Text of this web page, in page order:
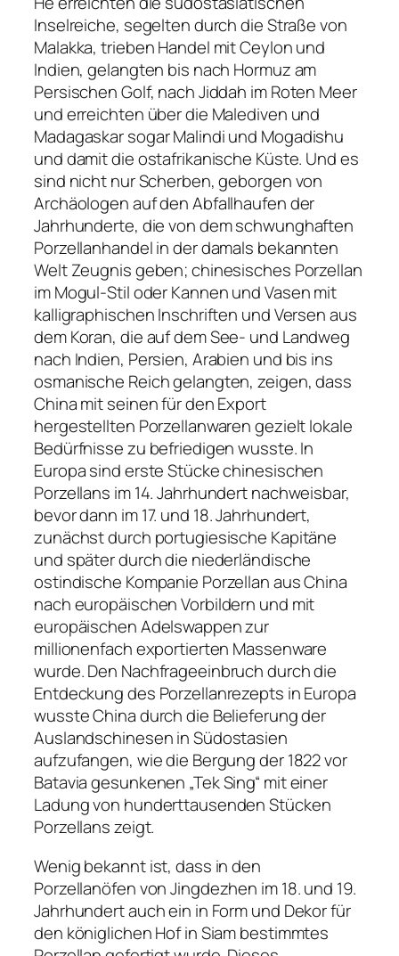
Inselreiche, segelten durch die Straße von
Malakka, trieben Handel mit Ceylon und
Indien, gelangten bis nach Hormuz am
Persischen Golf, nach Jiddah im Roten Meer
und erreichten über die Malediven und
Madagaskar sogar Malindi und Mogadishu
und damit die ostafrikanische Küste. Und es
sind nicht nur Scherben, geborgen von
Archäologen auf den Abfallhaufen der
Jahrhunderte, die von dem schwunghaften
Porzellanhandel in der damals bekannten
Welt Zeugnis geben; chinesisches Porzellan
im Mogul-Stil oder Kannen und Vasen mit
kalligraphischen Inschriften und Versen aus
dem Koran, die auf dem See- und Landweg
nach Indien, Persien, Arabien und bis ins
osmanische Reich gelangten, zeigen, dass
China mit seinen für den Export
hergestellten Porzellanwaren gezielt lokale
Bedürfnisse zu befriedigen wusste. In
Europa sind erste Stücke chinesischen
Porzellans im 14. Jahrhundert nachweisbar,
bevor dann im 17. und 18. Jahrhundert,
zunächst durch portugiesische Kapitäne
und später durch die niederländische
ostindische Kompanie Porzellan aus China
nach europäischen Vorbildern und mit
europäischen Adelswappen zur
millionenfach exportierten Massenware
wurde. Den Nachfrageeinbruch durch die
Entdeckung des Porzellanrezepts in Europa
wusste China durch die Belieferung der
Auslandschinesen in Südostasien
aufzufangen, wie die Bergung der 1822 vor
Batavia gesunkenen „Tek Sing“ mit einer
Ladung von hunderttausenden Stücken
Porzellans zeigt.
Wenig bekannt ist, dass in den
Porzellanöfen von Jingdezhen im 18. und 19.
Jahrhundert auch ein in Form und Dekor für
den königlichen Hof in Siam bestimmtes